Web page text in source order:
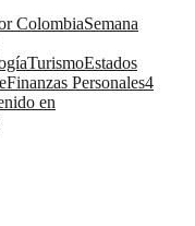
ColombiaSemana
TurismoEstados
Finanzas Personales4
en